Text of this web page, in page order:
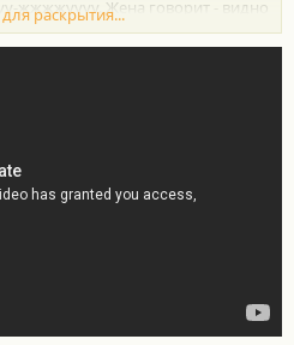
жжжжуууу. Жена говорит - видно
похож.
раскрытия...